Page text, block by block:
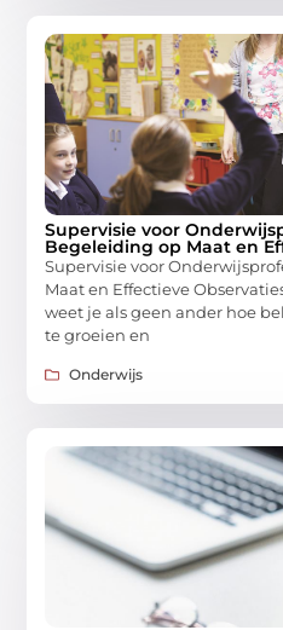
Supervisie voor
Begeleiding op Maat en
Supervisie voor
Maat en Effectieve
weet je als geen ander hoe
te groeien en
Onderwijs